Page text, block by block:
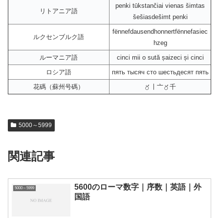
リトアニア語
penki tūkstančiai vienas šimtas
šešiasdešimt penki
ルクセンブルク語
fënnefdausendhonnertfënnefasiec
hzeg
ルーマニア語
cinci mii o sută șaizeci și cinci
ロシア語
пять тысяч сто шестьдесят пять
花碼（蘇州号碼）
〥〡〦〥千
5000～5999
関連記事
5000～5999
5600のローマ数字｜序数｜英語｜外
国語